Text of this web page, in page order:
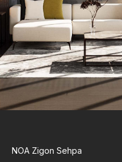
NOA Zigon Sehpa